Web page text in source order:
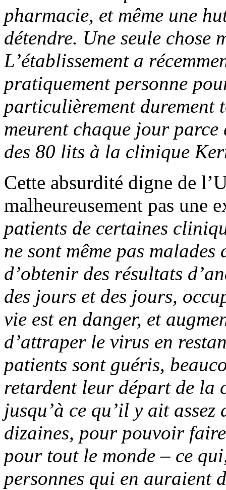
pharmacie, et même une
détendre. Une seule chose
L’établissement a
pratiquement personne
particulièrement durement
meurent chaque jour
des 80 lits à la clinique
Cette absurdité digne de
malheureusement pas une
patients de certaines
ne sont même pas
d’obtenir des résultats
des jours et des jours,
vie est en danger, et
d’attraper le virus en
patients sont guéris,
retardent leur départ de la
jusqu’à ce qu’il y ait
dizaines, pour pouvoir
pour tout le monde – ce
personnes qui en auraient